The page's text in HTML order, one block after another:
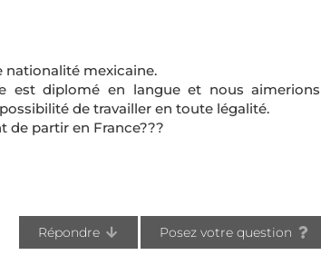
nationalité mexicaine.
est diplomé en langue et nous aimerions
de travailler en toute légalité.
de partir en France???
Répondre Posez votre question